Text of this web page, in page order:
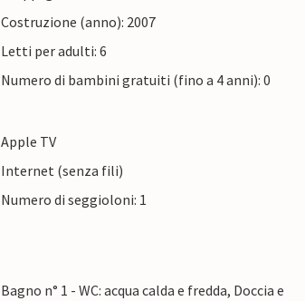
Costruzione (anno): 2007
Letti per adulti: 6
Numero di bambini gratuiti (fino a 4 anni): 0
Apple TV
Internet (senza fili)
Numero di seggioloni: 1
Bagno n° 1 - WC: acqua calda e fredda, Doccia e